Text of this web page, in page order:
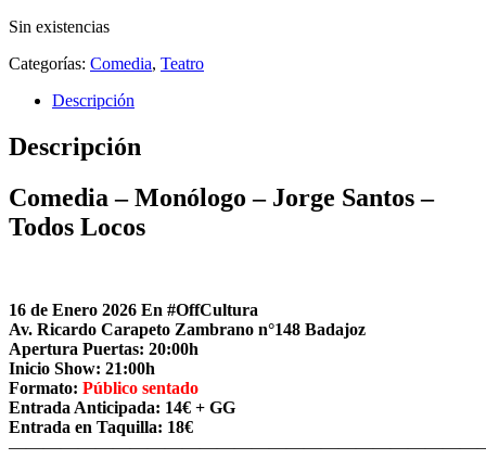
Sin existencias
Categorías: Comedia, Teatro
Descripción
Descripción
Comedia – Monólogo – Jorge Santos –
Todos Locos
16 de Enero 2026 En #OffCultura
Av. Ricardo Carapeto Zambrano n°148 Badajoz
Apertura Puertas: 20:00h
Inicio Show: 21:00h
Formato: Público sentado
Entrada Anticipada: 14€ + GG
Entrada en Taquilla: 18€